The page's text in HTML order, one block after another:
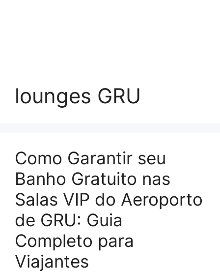
lounges GRU
Como Garantir seu
Banho Gratuito nas
Salas VIP do Aeroporto
de GRU: Guia
Completo para
Viajantes